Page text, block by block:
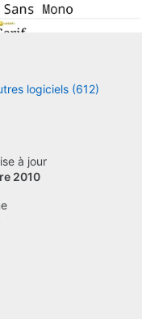
logiciels (612)
à jour
2010